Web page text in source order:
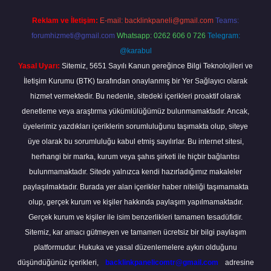
Reklam ve İletişim: E-mail: backlinkpaneli@gmail.com Teams:
forumhizmeti@gmail.com Whatsapp: 0262 606 0 726 Telegram:
@karabul
Yasal Uyarı: Sitemiz, 5651 Sayılı Kanun gereğince Bilgi Teknolojileri ve
İletişim Kurumu (BTK) tarafından onaylanmış bir Yer Sağlayıcı olarak
hizmet vermektedir. Bu nedenle, sitedeki içerikleri proaktif olarak
denetleme veya araştırma yükümlülüğümüz bulunmamaktadır. Ancak,
üyelerimiz yazdıkları içeriklerin sorumluluğunu taşımakta olup, siteye
üye olarak bu sorumluluğu kabul etmiş sayılırlar. Bu internet sitesi,
herhangi bir marka, kurum veya şahıs şirketi ile hiçbir bağlantısı
bulunmamaktadır. Sitede yalnızca kendi hazırladığımız makaleler
paylaşılmaktadır. Burada yer alan içerikler haber niteliği taşımamakta
olup, gerçek kurum ve kişiler hakkında paylaşım yapılmamaktadır.
Gerçek kurum ve kişiler ile isim benzerlikleri tamamen tesadüfidir.
Sitemiz, kar amacı gütmeyen ve tamamen ücretsiz bir bilgi paylaşım
platformudur. Hukuka ve yasal düzenlemelere aykırı olduğunu
düşündüğünüz içerikleri,
backlinkpanelicomtr@gmail.com adresine